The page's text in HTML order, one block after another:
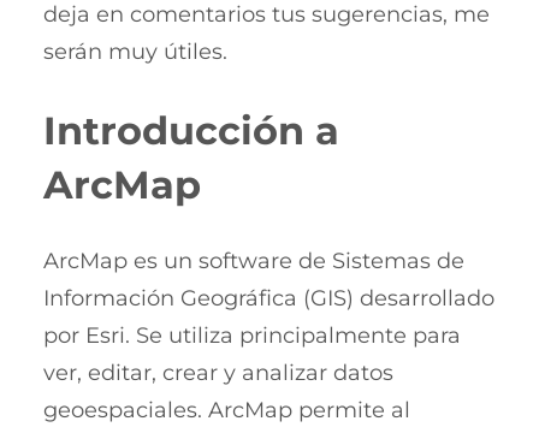
deja en comentarios tus sugerencias, me
serán muy útiles.
Introducción a
ArcMap
ArcMap es un software de Sistemas de
Información Geográfica (GIS) desarrollado
por Esri. Se utiliza principalmente para
ver, editar, crear y analizar datos
geoespaciales. ArcMap permite al